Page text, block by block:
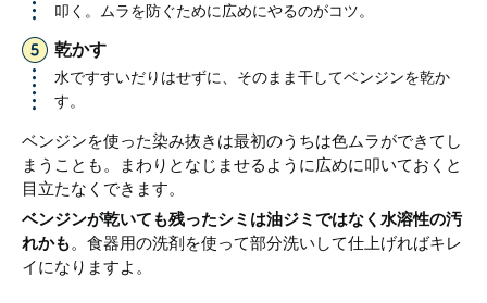
叩く。ムラを防ぐために広めにやるのがコツ。
乾かす
水ですすいだりはせずに、そのまま干してベンジンを乾か
す。
ベンジンを使った染み抜きは最初のうちは色ムラができてし
まうことも。まわりとなじませるように広めに叩いておくと
目立たなくできます。
ベンジンが乾いても残ったシミは油ジミではなく水溶性の汚
れかも。食器用の洗剤を使って部分洗いして仕上げればキレ
イになりますよ。